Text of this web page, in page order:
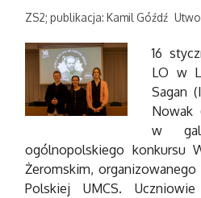
ZS2; publikacja: Kamil Góźdź
16
LO w
Sagan
Nowak
w
ogólnopolskiego konkursu
Żeromskim,
Polskiej UMCS.